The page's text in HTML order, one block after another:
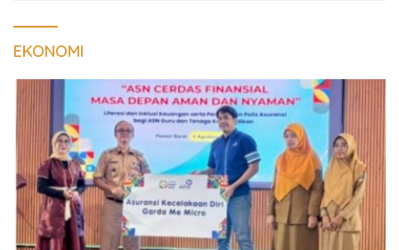
EKONOMI